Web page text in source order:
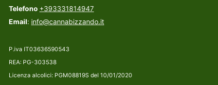
Telefono +393331814947
Email: info@cannabizzando.it
P.iva IT03636590543
REA: PG-303538
Licenza alcolici: PGM08819S del 10/01/2020